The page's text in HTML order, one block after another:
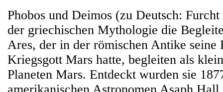
Phobos und Deimos (zu Deutsch:
der griechischen Mythologie die
Ares, der in der römischen Antike seine
Kriegsgott Mars hatte, begleiten als
Planeten Mars. Entdeckt wurden sie